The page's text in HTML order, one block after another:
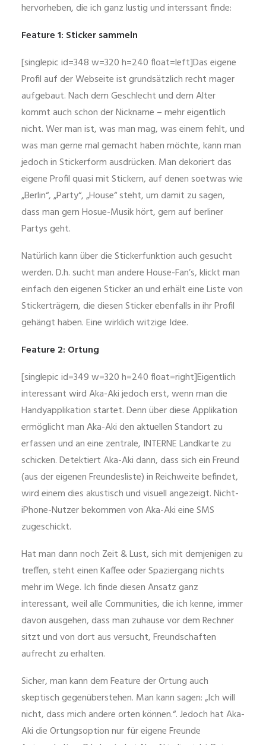
hervorheben, die ich ganz lustig und interssant finde:
Feature 1: Sticker sammeln
[singlepic id=348 w=320 h=240 float=left]Das eigene
Profil auf der Webseite ist grundsätzlich recht mager
aufgebaut. Nach dem Geschlecht und dem Alter
kommt auch schon der Nickname – mehr eigentlich
nicht. Wer man ist, was man mag, was einem fehlt, und
was man gerne mal gemacht haben möchte, kann man
jedoch in Stickerform ausdrücken. Man dekoriert das
eigene Profil quasi mit Stickern, auf denen soetwas wie
„Berlin“, „Party“, „House“ steht, um damit zu sagen,
dass man gern Hosue-Musik hört, gern auf berliner
Partys geht.
Natürlich kann über die Stickerfunktion auch gesucht
werden. D.h. sucht man andere House-Fan’s, klickt man
einfach den eigenen Sticker an und erhält eine Liste von
Stickerträgern, die diesen Sticker ebenfalls in ihr Profil
gehängt haben. Eine wirklich witzige Idee.
Feature 2: Ortung
[singlepic id=349 w=320 h=240 float=right]Eigentlich
interessant wird Aka-Aki jedoch erst, wenn man die
Handyapplikation startet. Denn über diese Applikation
ermöglicht man Aka-Aki den aktuellen Standort zu
erfassen und an eine zentrale, INTERNE Landkarte zu
schicken. Detektiert Aka-Aki dann, dass sich ein Freund
(aus der eigenen Freundesliste) in Reichweite befindet,
wird einem dies akustisch und visuell angezeigt. Nicht-
iPhone-Nutzer bekommen von Aka-Aki eine SMS
zugeschickt.
Hat man dann noch Zeit & Lust, sich mit demjenigen zu
treffen, steht einen Kaffee oder Spaziergang nichts
mehr im Wege. Ich finde diesen Ansatz ganz
interessant, weil alle Communities, die ich kenne, immer
davon ausgehen, dass man zuhause vor dem Rechner
sitzt und von dort aus versucht, Freundschaften
aufrecht zu erhalten.
Sicher, man kann dem Feature der Ortung auch
skeptisch gegenüberstehen. Man kann sagen: „Ich will
nicht, dass mich andere orten können.“. Jedoch hat Aka-
Aki die Ortungsoption nur für eigene Freunde